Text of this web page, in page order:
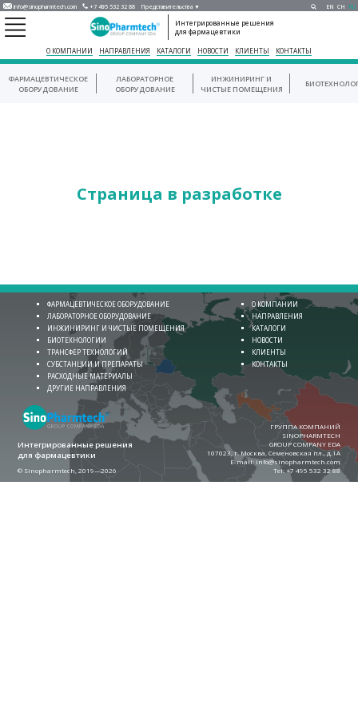
info@sinopharmtech.com +7 495 532 32 88 Представительства ▼ EN CH RU
Интегрированные решения
для фармацевтики
О КОМПАНИИ НАПРАВЛЕНИЯ КАТАЛОГИ НОВОСТИ КЛИЕНТЫ КОНТАКТЫ
ФАРМАЦЕВТИЧЕСКОЕ
ОБОРУДОВАНИЕ
ЛАБОРАТОРНОЕ
ОБОРУДОВАНИЕ
ИНЖИНИРИНГ И
ЧИСТЫЕ ПОМЕЩЕНИЯ
Страница в разработке
Интегрированные решения
для фармацевтики
© Sinopharmtech, 2019—2026
ФАРМАЦЕВТИЧЕСКОЕ ОБОРУДОВАНИЕ
ЛАБОРАТОРНОЕ ОБОРУДОВАНИЕ
ИНЖИНИРИНГ И ЧИСТЫЕ ПОМЕЩЕНИЯ
БИОТЕХНОЛОГИИ
ТРАНСФЕР ТЕХНОЛОГИЙ
СУБСТАНЦИИ И ПРЕПАРАТЫ
РАСХОДНЫЕ МАТЕРИАЛЫ
ДРУГИЕ НАПРАВЛЕНИЯ
О КОМПАНИИ
НАПРАВЛЕНИЯ
КАТАЛОГИ
НОВОСТИ
КЛИЕНТЫ
КОНТАКТЫ
ГРУППА КОМПАНИЙ
SINOPHARMTECH
GROUP COMPANY EDA
107023, г. Москва, Семеновская пл., д.1А
E-mail:info@sinopharmtech.com
Теl:+7 495 532 32 88